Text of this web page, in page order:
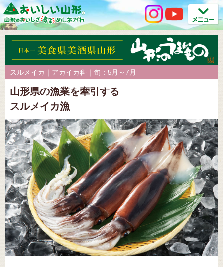
スルメイカ｜アカイカ科｜旬：5月～7月
山形県の漁業を牽引する
スルメイカ漁